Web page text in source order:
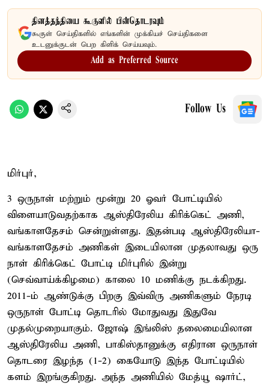
தினத்தந்தியை கூகுளில் பின்தொடரவும்
கூகுள் செய்திகளில் எங்களின் முக்கியச் செய்திகளை
உடனுக்குடன் பெற கிளிக் செய்யவும்.
Add as Preferred Source
Follow Us
மிர்புர்,
3 ஒருநாள் மற்றும் மூன்று 20 ஓவர் போட்டியில்
விளையாடுவதற்காக ஆஸ்திரேலிய கிரிக்கெட் அணி,
வங்காளதேசம் சென்றுள்ளது. இதன்படி ஆஸ்திரேலியா-
வங்காளதேசம் அணிகள் இடையிலான முதலாவது ஒரு
நாள் கிரிக்கெட் போட்டி மிர்புரில் இன்று
(செவ்வாய்க்கிழமை) காலை 10 மணிக்கு நடக்கிறது.
2011-ம் ஆண்டுக்கு பிறகு இவ்விரு அணிகளும் நேரடி
ஒருநாள் போட்டி தொடரில் மோதுவது இதுவே
முதல்முறையாகும். ஜோஷ் இங்லிஸ் தலைமையிலான
ஆஸ்திரேலிய அணி, பாகிஸ்தானுக்கு எதிரான ஒருநாள்
தொடரை இழந்த (1-2) கையோடு இந்த போட்டியில்
களம் இறங்குகிறது. அந்த அணியில் மேத்யூ ஷார்ட்,